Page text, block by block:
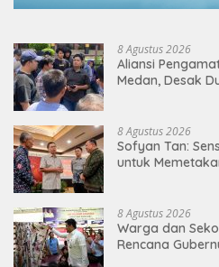
8 Agustus 2026
Aliansi
Medan, Desak
8 Agustus 2026
Sofyan Tan:
untuk
8 Agustus 2026
Warga dan
Rencana